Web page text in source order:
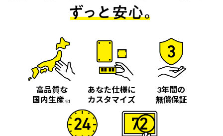
高品質な
国内生産※1
あなた仕様に
カスタマイズ
3年間の
無償保証